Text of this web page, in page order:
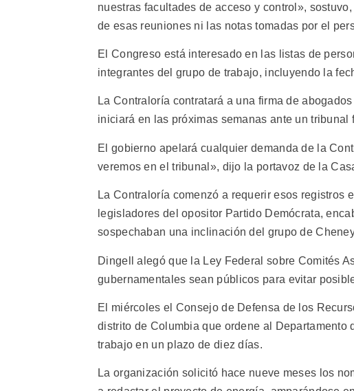
nuestras facultades de acceso y control»,
de esas reuniones ni las notas tomadas por el
El Congreso está interesado en las listas de
integrantes del grupo de trabajo, incluyendo la
La Contraloría contratará a una firma de
iniciará en las próximas semanas ante un
El gobierno apelará cualquier demanda de la
veremos en el tribunal», dijo la portavoz de la
La Contraloría comenzó a requerir esos registros
legisladores del opositor Partido Demócrata,
sospechaban una inclinación del grupo de
Dingell alegó que la Ley Federal sobre Comités
gubernamentales sean públicos para evitar
El miércoles el Consejo de Defensa de los
distrito de Columbia que ordene al
trabajo en un plazo de diez días.
La organización solicitó hace nueve meses los